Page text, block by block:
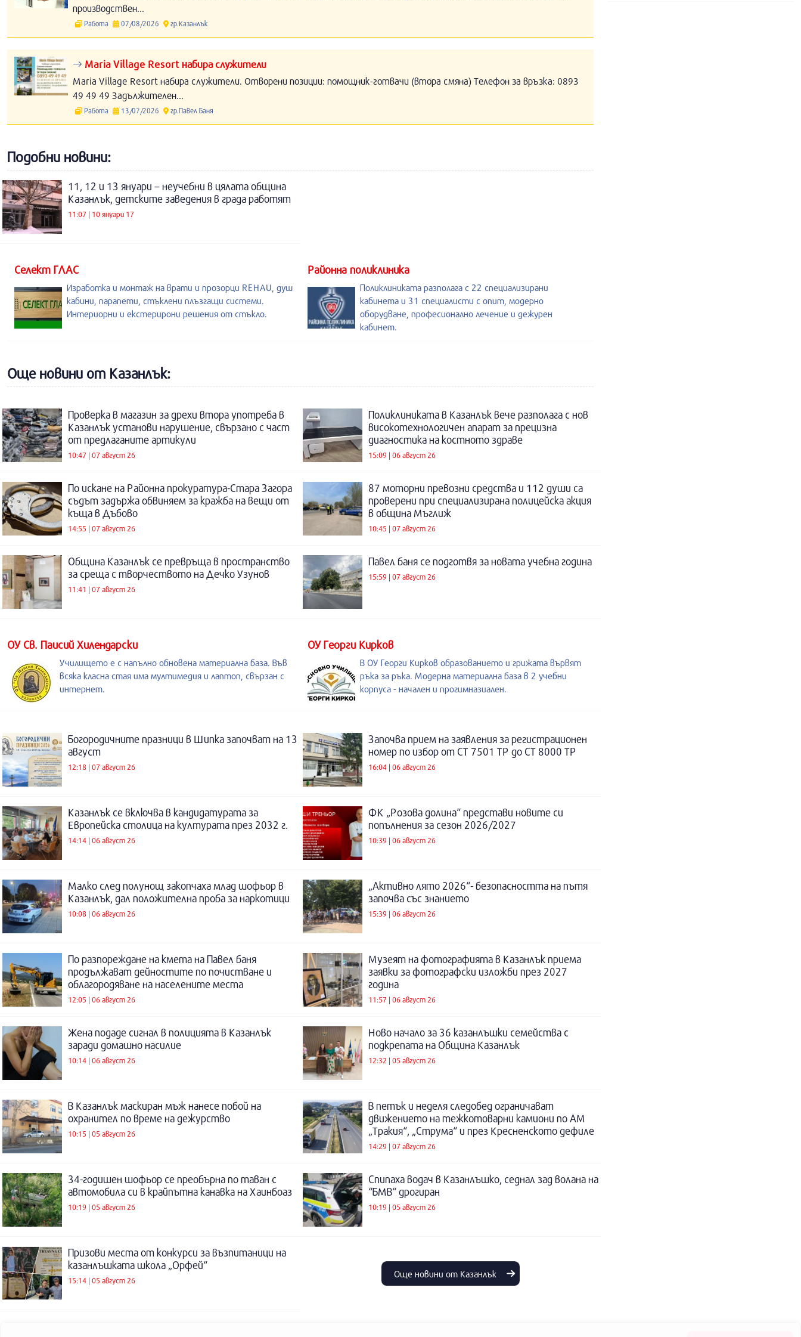
производствен...
Работа 07/08/2026 гр.Казанлък
Maria Village Resort набира служители
Maria Village Resort набира служители. Отворени позиции: помощник-готвачи (втора смяна) Телефон за връзка: 0893
49 49 49 Задължителен...
Работа 13/07/2026 гр.Павел Баня
Подобни новини:
11, 12 и 13 януари – неучебни в цялата община
Казанлък, детските заведения в града работят
11:07 | 10 януари 17
Селект ГЛАС
Изработка и монтаж на врати и прозорци REHAU, душ
кабини, парапети, стъклени плъзгащи системи.
Интериорни и екстерирони решения от стъкло.
Районна поликлиника
Поликлиниката разполага с 22 специализирани
кабинета и 31 специалисти с опит, модерно
оборудване, професионално лечение и дежурен
кабинет.
Още новини от Казанлък:
Проверка в магазин за дрехи втора употреба в
Казанлък установи нарушение, свързано с част
от предлаганите артикули
10:47 | 07 август 26
Поликлиниката в Казанлък вече разполага с нов
високотехнологичен апарат за прецизна
диагностика на костното здраве
15:09 | 06 август 26
По искане на Районна прокуратура-Стара Загора
съдът задържа обвиняем за кражба на вещи от
къща в Дъбово
14:55 | 07 август 26
87 моторни превозни средства и 112 души са
проверени при специализирана полицейска акция
в община Мъглиж
10:45 | 07 август 26
Община Казанлък се превръща в пространство
за среща с творчеството на Дечко Узунов
11:41 | 07 август 26
Павел баня се подготвя за новата учебна година
15:59 | 07 август 26
ОУ Св. Паисий Хилендарски
Училището е с напълно обновена материална база. Във
всяка класна стая има мултимедия и лаптоп, свързан с
интернет.
ОУ Георги Кирков
В ОУ Георги Кирков образованието и грижата вървят
ръка за ръка. Модерна материална база в 2 учебни
корпуса - начален и прогимназиален.
Богородичните празници в Шипка започват на 13
август
12:18 | 07 август 26
Започва прием на заявления за регистрационен
номер по избор от СТ 7501 ТР до СТ 8000 ТР
16:04 | 06 август 26
Казанлък се включва в кандидатурата за
Европейска столица на културата през 2032 г.
14:14 | 06 август 26
ФК „Розова долина“ представи новите си
попълнения за сезон 2026/2027
10:39 | 06 август 26
Малко след полунощ закопчаха млад шофьор в
Казанлък, дал положителна проба за наркотици
10:08 | 06 август 26
„Активно лято 2026“- безопасността на пътя
започва със знанието
15:39 | 06 август 26
По разпореждане на кмета на Павел баня
продължават дейностите по почистване и
облагородяване на населените места
12:05 | 06 август 26
Музеят на фотографията в Казанлък приема
заявки за фотографски изложби през 2027
година
11:57 | 06 август 26
Жена подаде сигнал в полицията в Казанлък
заради домашно насилие
10:14 | 06 август 26
Ново начало за 36 казанлъшки семейства с
подкрепата на Община Казанлък
12:32 | 05 август 26
В Казанлък маскиран мъж нанесе побой на
охранител по време на дежурство
10:15 | 05 август 26
В петък и неделя следобед ограничават
движението на тежкотоварни камиони по АМ
„Тракия“, „Струма“ и през Кресненското дефиле
14:29 | 07 август 26
34-годишен шофьор се преобърна по таван с
автомобила си в крайпътна канавка на Хаинбоаз
10:19 | 05 август 26
Спипаха водач в Казанлъшко, седнал зад волана на
“БМВ“ дрогиран
10:19 | 05 август 26
Призови места от конкурси за възпитаници на
казанлъшката школа „Орфей“
15:14 | 05 август 26
Още новини от Казанлък